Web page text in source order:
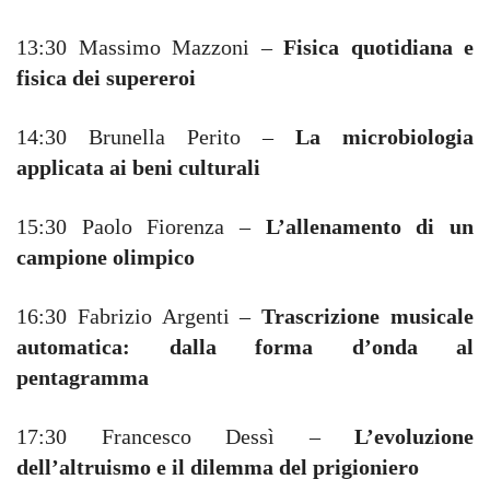
13:30 Massimo Mazzoni – Fisica quotidiana e
fisica dei supereroi
14:30 Brunella Perito –La microbiologia
applicata ai beni culturali
15:30 Paolo Fiorenza – L’allenamento di un
campione olimpico
16:30 Fabrizio Argenti –Trascrizione musicale
automatica: dalla forma d’onda al
pentagramma
17:30 Francesco Dessì – L’evoluzione
dell’altruismo e il dilemma del prigioniero